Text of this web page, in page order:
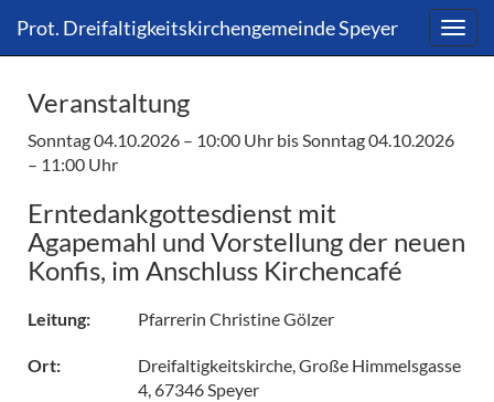
zum
Inhalt
Prot. Dreifaltigkeitskirchengemeinde Speyer
zum
Inhalt
Veranstaltung
Sonntag 04.10.2026 – 10:00 Uhr bis Sonntag 04.10.2026
– 11:00 Uhr
Erntedankgottesdienst mit
Agapemahl und Vorstellung der neuen
Konfis, im Anschluss Kirchencafé
Leitung: Pfarrerin Christine Gölzer
Ort:
Dreifaltigkeitskirche, Große Himmelsgasse
4, 67346 Speyer